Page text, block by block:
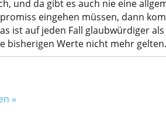
und da gibt es auch nie eine
eingehen müssen, dann
ist auf jeden Fall glaubwürdiger
bisherigen Werte nicht mehr gelten.
»